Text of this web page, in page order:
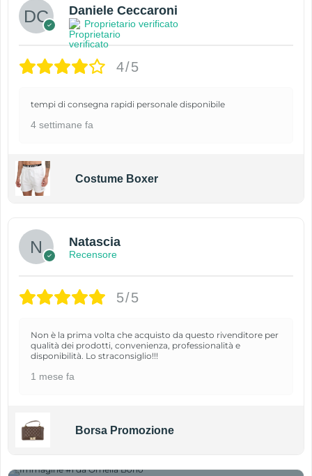
Daniele Ceccaroni
Proprietario verificato
4/5
tempi di consegna rapidi personale disponibile
4 settimane fa
Costume Boxer
Natascia
Recensore
5/5
Non è la prima volta che acquisto da questo rivenditore per
qualità dei prodotti, convenienza, professionalità e
disponibilità. Lo straconsiglio!!!
1 mese fa
Borsa Promozione